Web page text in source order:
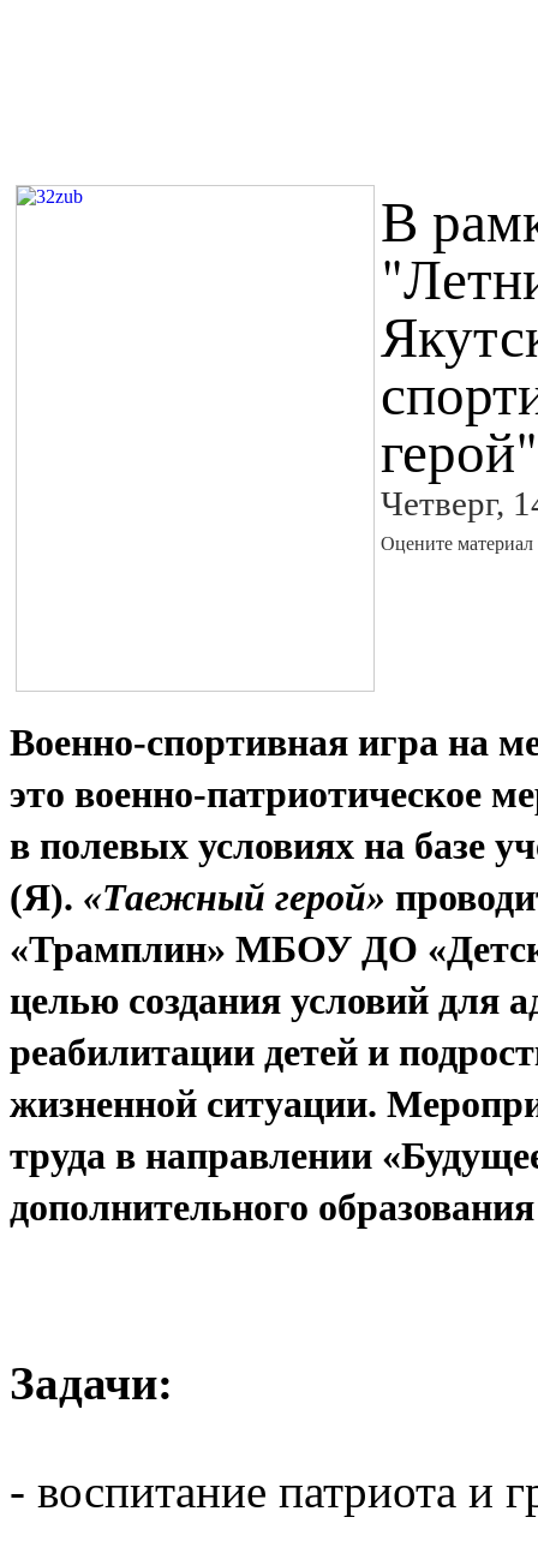
В
герой"
Четверг,
Оцените материал
Военно-спортивная игра на
это военно-патриотическое
в полевых условиях на базе
(Я). «Таежный герой»
«Трамплин» МБОУ ДО
целью создания условий для
реабилитации детей и
жизненной ситуации.
труда в направлении
дополнительного
Задачи:
- воспитание патриота и